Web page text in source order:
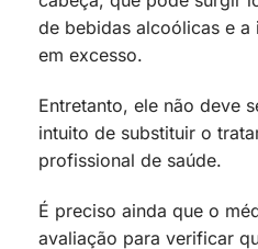
de bebidas alcoólicas e a
em excesso.
Entretanto, ele não deve
intuito de substituir o
profissional de saúde.
É preciso ainda que o
avaliação para verificar